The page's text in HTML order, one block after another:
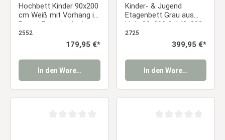
Hochbett Kinder 90x200
cm Weiß mit Vorhang in
Rosa | Rutsche | mit
Lattenrost
2552
Regulärer Preis:
179,95 €*
In den Warenkorb
Kinder- & Jugend
Etagenbett Grau aus
Holz 90x200 & 140x200
cm mit 2 Matratzen
2725
Regulärer Preis:
399,95 €*
In den Warenkorb